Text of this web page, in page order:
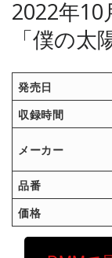
2022年10
「僕の太
発売日
収録時間
メーカー
品番
価格